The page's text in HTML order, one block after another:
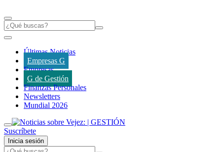
Últimas Noticias
Empresas G
Empresas
G de Gestión
Finanzas Personales
Newsletters
Mundial 2026
Suscríbete
Inicia sesión